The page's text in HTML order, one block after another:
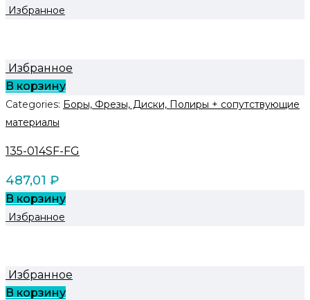
Избранное
Избранное
В корзину
Categories: Боры, Фрезы, Диски, Полиры + сопутствующие
материалы
135-014SF-FG
487,01 ₽
В корзину
Избранное
Избранное
В корзину